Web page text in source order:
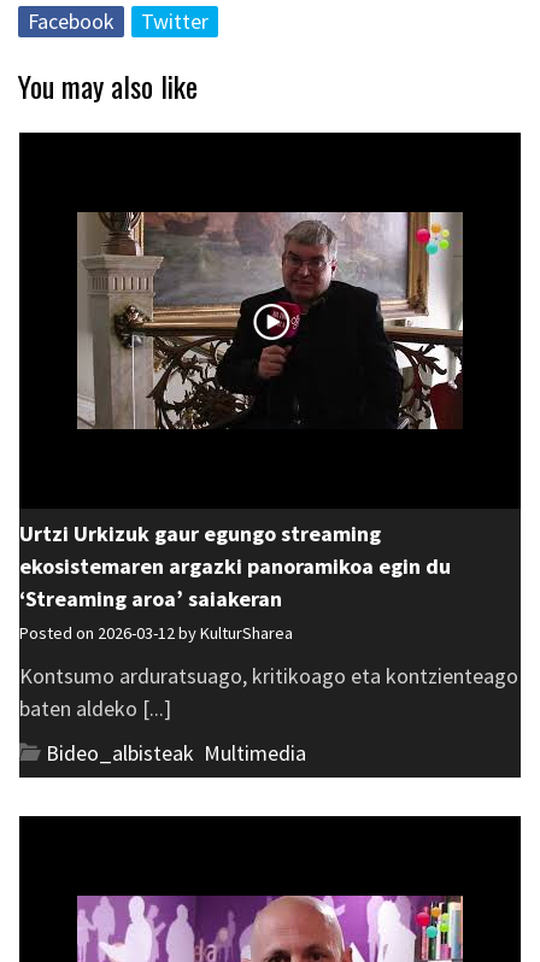
Facebook Twitter
You may also like
Urtzi Urkizuk gaur egungo streaming
ekosistemaren argazki panoramikoa egin du
‘Streaming aroa’ saiakeran
Posted on 2026-03-12 byKulturSharea
Kontsumo arduratsuago, kritikoago eta kontzienteago
baten aldeko [...]
Bideo_albisteak Multimedia